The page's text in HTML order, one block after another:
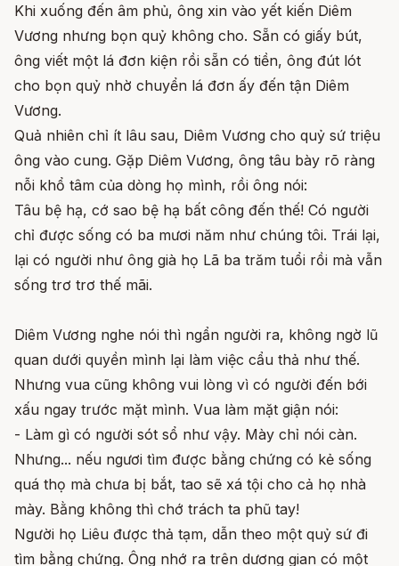
Khi xuống đến âm phủ, ông xin vào yết kiến Diêm
Vương nhưng bọn quỷ không cho. Sẵn có giấy bút,
ông viết một lá đơn kiện rồi sẵn có tiền, ông đút lót
cho bọn quỷ nhờ chuyển lá đơn ấy đến tận Diêm
Vương.
Quả nhiên chỉ ít lâu sau, Diêm Vương cho quỷ sứ triệu
ông vào cung. Gặp Diêm Vương, ông tâu bày rõ ràng
nỗi khổ tâm của dòng họ mình, rồi ông nói:
Tâu bệ hạ, cớ sao bệ hạ bất công đến thế! Có người
chỉ được sống có ba mươi năm như chúng tôi. Trái lại,
lại có người như ông già họ Lã ba trăm tuổi rồi mà vẫn
sống trơ trơ thế mãi.
Diêm Vương nghe nói thì ngẩn người ra, không ngờ lũ
quan dưới quyền mình lại làm việc cẩu thả như thế.
Nhưng vua cũng không vui lòng vì có người đến bới
xấu ngay trước mặt mình. Vua làm mặt giận nói:
- Làm gì có người sót sổ như vậy. Mày chỉ nói càn.
Nhưng... nếu ngươi tìm được bằng chứng có kẻ sống
quá thọ mà chưa bị bắt, tao sẽ xá tội cho cả họ nhà
mày. Bằng không thì chớ trách ta phũ tay!
Người họ Liêu được thả tạm, dẫn theo một quỷ sứ đi
tìm bằng chứng. Ông nhớ ra trên dương gian có một